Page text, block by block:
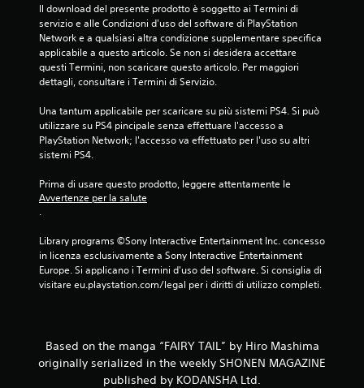
u
c
i
n
q
a
2
a
Il download del presente prodotto è soggetto ai Termini di
servizio e alle Condizioni d'uso del software di PlayStation
Network e a qualsiasi altra condizione supplementare specifica
applicabile a questo articolo. Se non si desidera accettare
questi Termini, non scaricare questo articolo. Per maggiori
dettagli, consultare i Termini di Servizio.
Una tantum applicabile per scaricare su più sistemi PS4. Si può
utilizzare su PS4 pincipale senza effettuare l'accesso a
PlayStation Network; l'accesso va effettuato per l'uso su altri
sistemi PS4.
Prima di usare questo prodotto, leggere attentamente le
Avvertenze per la salute
.
Library programs ©Sony Interactive Entertainment Inc. concesso
in licenza esclusivamente a Sony Interactive Entertainment
Europe. Si applicano i Termini d'uso del software. Si consiglia di
visitare eu.playstation.com/legal per i diritti di utilizzo completi.
Based on the manga “FAIRY TAIL” by Hiro Mashima
originally serialized in the weekly SHONEN MAGAZINE
published by KODANSHA Ltd.